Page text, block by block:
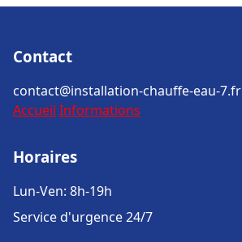
Contact
contact@installation-chauffe-eau-7.fr
Accueil Informations
Horaires
Lun-Ven: 8h-19h
Service d'urgence 24/7